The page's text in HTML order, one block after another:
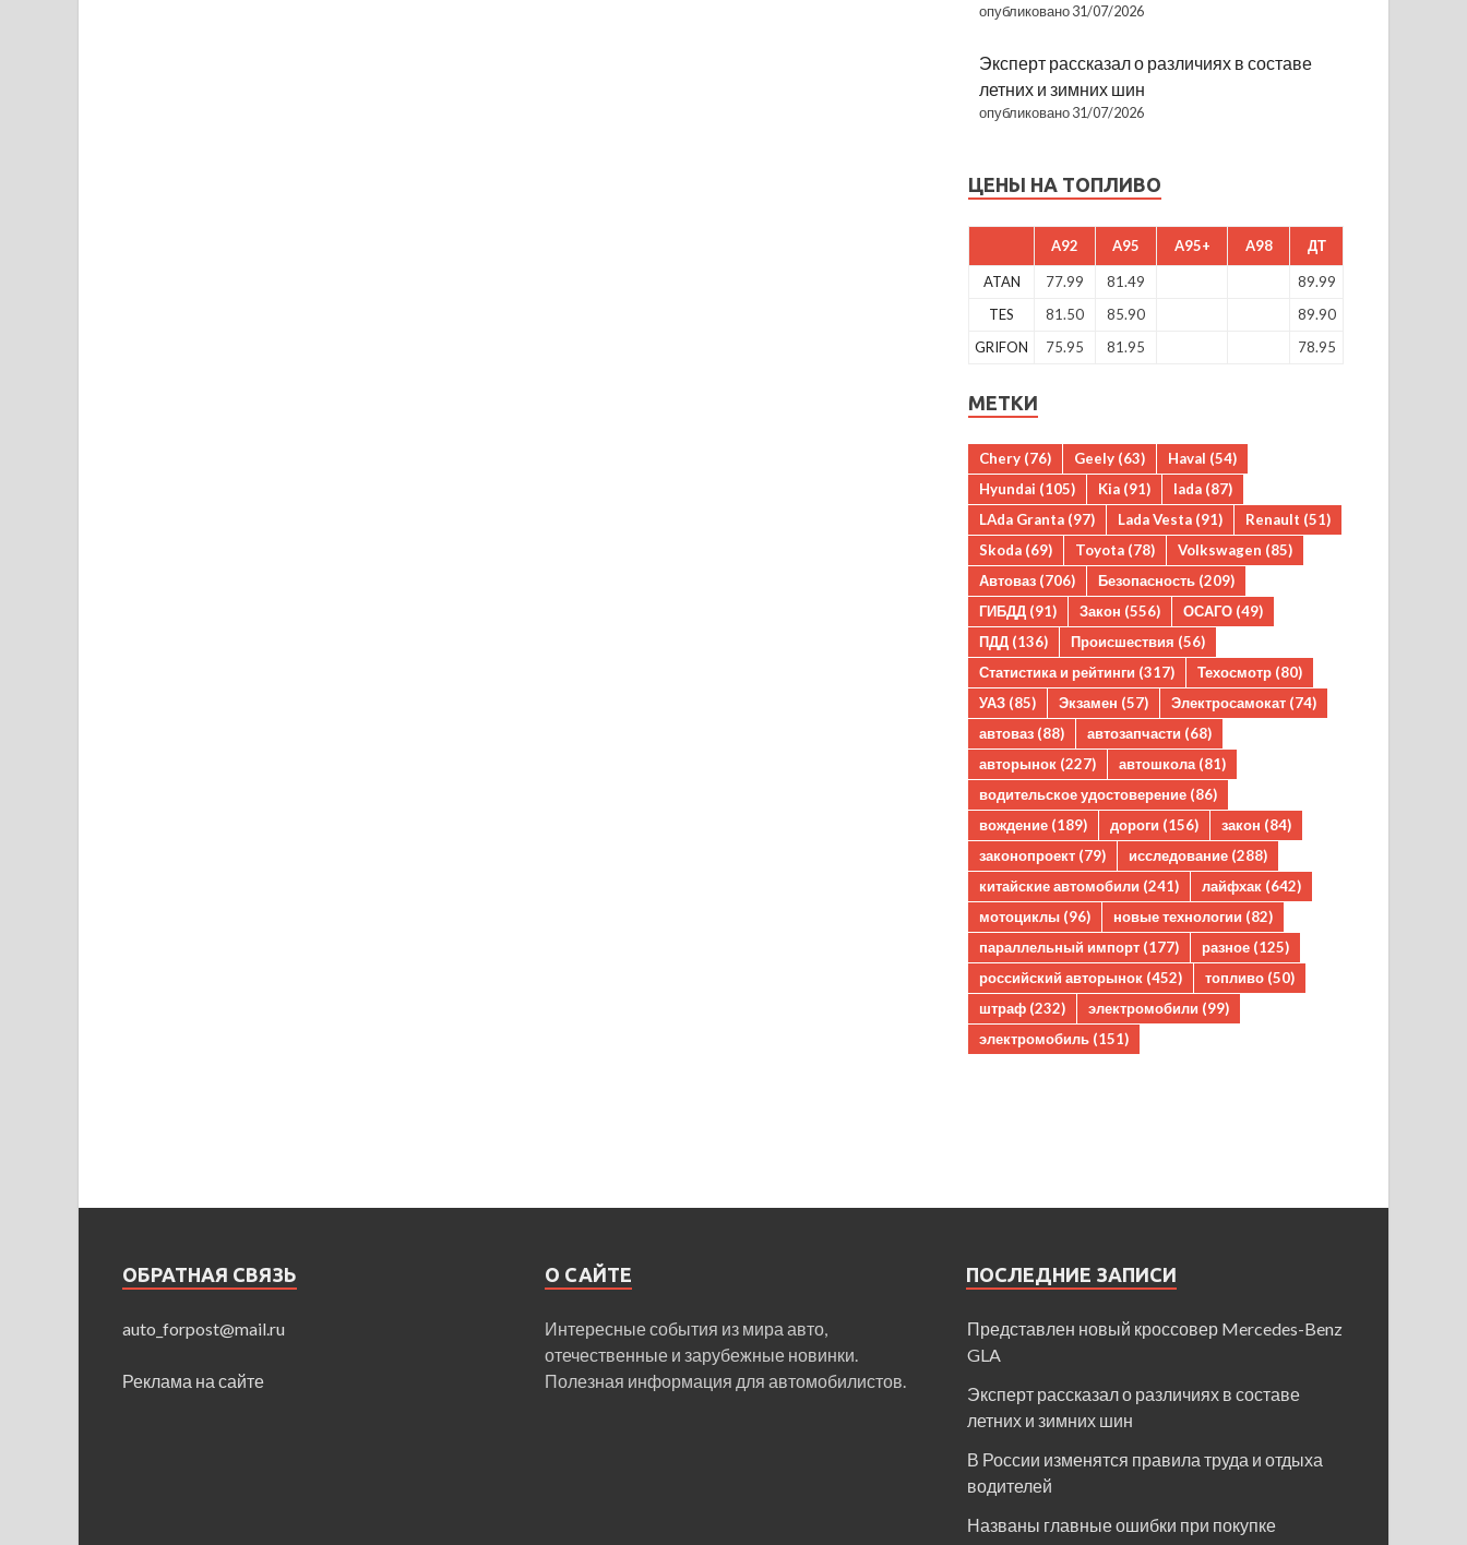
опубликовано 31/07/2026
Эксперт рассказал о различиях в составе
летних и зимних шин
опубликовано 31/07/2026
ЦЕНЫ НА ТОПЛИВО
A92 A95 A95+ A98 ДТ
ATAN 77.99 81.49
89.99
TES
81.50 85.90
89.90
GRIFON
75.95 81.95 78.95
МЕТКИ
Chery (76) Geely (63) Haval (54)
Hyundai (105) Kia (91) lada (87)
LAda Granta (97) Lada Vesta (91) Renault (51)
Skoda (69) Toyota (78) Volkswagen (85)
Автоваз (706) Безопасность (209)
ГИБДД (91) Закон (556) ОСАГО (49)
ПДД (136) Происшествия (56)
Статистика и рейтинги (317) Техосмотр (80)
УАЗ (85) Экзамен (57) Электросамокат (74)
автоваз (88) автозапчасти (68)
авторынок (227) автошкола (81)
водительское удостоверение (86)
вождение (189) дороги (156) закон (84)
законопроект (79) исследование (288)
китайские автомобили (241) лайфхак (642)
мотоциклы (96) новые технологии (82)
параллельный импорт (177) разное (125)
российский авторынок (452) топливо (50)
штраф (232) электромобили (99)
электромобиль (151)
ОБРАТНАЯ СВЯЗЬ
auto_forpost@mail.ru
Реклама на сайте
О САЙТЕ
Интересные события из мира авто,
отечественные и зарубежные новинки.
Полезная информация для автомобилистов.
ПОСЛЕДНИЕ ЗАПИСИ
Представлен новый кроссовер Mercedes-Benz
GLA
Эксперт рассказал о различиях в составе
летних и зимних шин
В России изменятся правила труда и отдыха
водителей
Названы главные ошибки при покупке